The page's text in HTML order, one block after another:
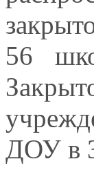
56
ДОУ в